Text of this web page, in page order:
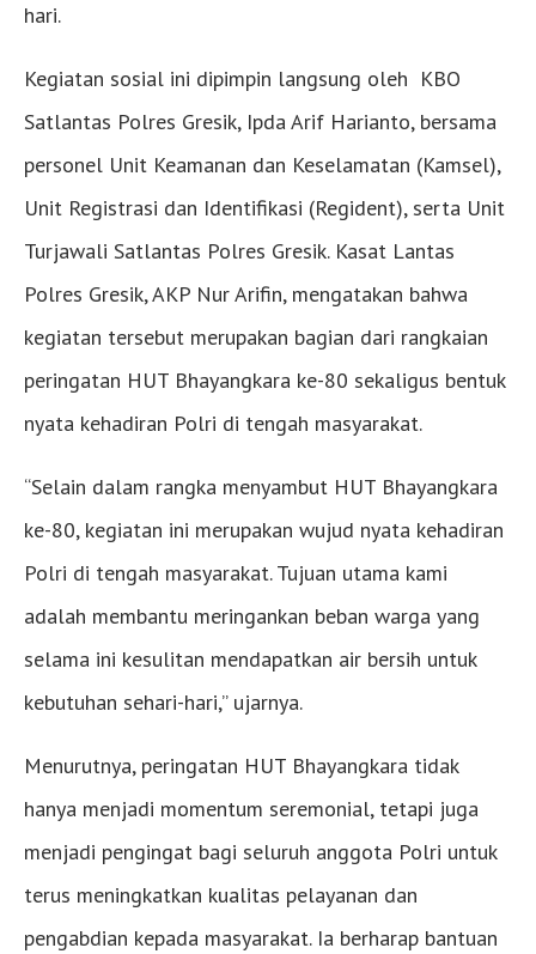
hari.
Kegiatan sosial ini dipimpin langsung oleh KBO
Satlantas Polres Gresik, Ipda Arif Harianto, bersama
personel Unit Keamanan dan Keselamatan (Kamsel),
Unit Registrasi dan Identifikasi (Regident), serta Unit
Turjawali Satlantas Polres Gresik. Kasat Lantas
Polres Gresik, AKP Nur Arifin, mengatakan bahwa
kegiatan tersebut merupakan bagian dari rangkaian
peringatan HUT Bhayangkara ke-80 sekaligus bentuk
nyata kehadiran Polri di tengah masyarakat.
“Selain dalam rangka menyambut HUT Bhayangkara
ke-80, kegiatan ini merupakan wujud nyata kehadiran
Polri di tengah masyarakat. Tujuan utama kami
adalah membantu meringankan beban warga yang
selama ini kesulitan mendapatkan air bersih untuk
kebutuhan sehari-hari,” ujarnya.
Menurutnya, peringatan HUT Bhayangkara tidak
hanya menjadi momentum seremonial, tetapi juga
menjadi pengingat bagi seluruh anggota Polri untuk
terus meningkatkan kualitas pelayanan dan
pengabdian kepada masyarakat. Ia berharap bantuan